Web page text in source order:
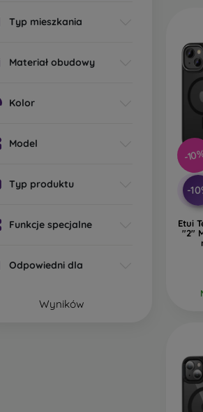
Typ mieszkania
Materiał obudowy
Kolor
Model
Typ produktu
Funkcje specjalne
Odpowiedni dla
Wyników
-
-
Etui
"2"